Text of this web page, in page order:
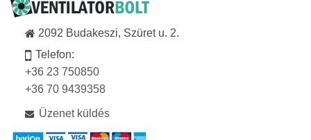
2092 Budakeszi, Szüret u. 2.
Telefon:
+36 23 750850
+36 70 9439358
Üzenet küldés